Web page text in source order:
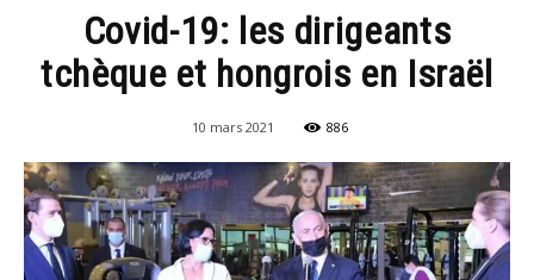
Covid-19: les dirigeants
tchèque et hongrois en Israël
10 mars 2021 886